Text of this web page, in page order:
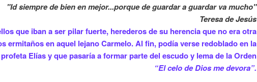
"Id siempre de bien en mejor...porque de guardar a guardar va mucho"
Teresa de Jesús
que iban a ser pilar fuerte, herederos de su herencia que no era otra
ermitaños en aquel lejano Carmelo. Al fin, podía verse redoblado en la
Elías y que pasaría a formar parte del escudo y lema de la Orden
“El celo de Dios me devora”.